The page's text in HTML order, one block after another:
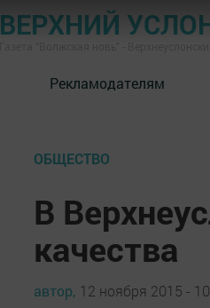
ВЕРХНИЙ
Рекламодателям
ОБЩЕСТВО
В
качества
автор, 12 ноября 2015 -